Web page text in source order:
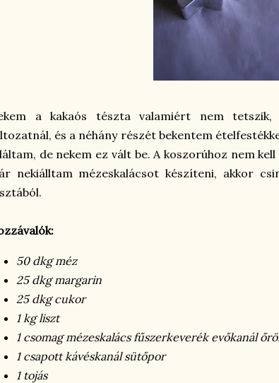
a kakaós tészta valamiért nem tetszik,
és a néhány részét bekentem
de nekem ez vált be. A koszorúhoz nem kell
nekiálltam mézeskalácsot készíteni, akkor
50 dkg méz
25 dkg margarin
25 dkg cukor
1 kg liszt
1 csomag mézeskalács fűszerkeverék evőkanál
1 csapott kávéskanálsütőpor
1 tojás